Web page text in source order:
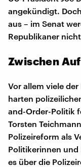
angekündigt.
aus – im Senat
Republikaner
Zwischen
Vor allem viele
harten
and-Order-Politik
Torsten
Polizeireform als
Politikerinnen und
es über die